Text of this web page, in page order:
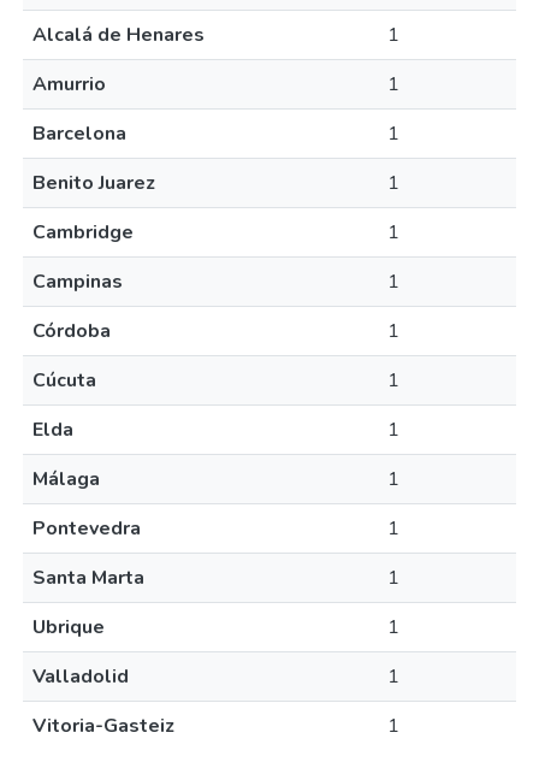
Alcalá de Henares
1
Amurrio
1
Barcelona
1
Benito Juarez
1
Cambridge
1
Campinas
1
Córdoba
1
Cúcuta
1
Elda
1
Málaga
1
Pontevedra
1
Santa Marta
1
Ubrique
1
Valladolid
1
Vitoria-Gasteiz
1